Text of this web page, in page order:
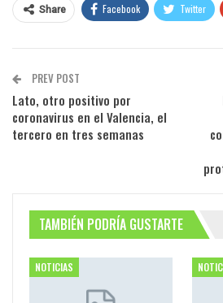
Share Facebook Twitter
PREV POST
Lato, otro positivo por
coronavirus en el Valencia, el
tercero en tres semanas
TAMBIÉN PODRÍA GUSTARTE
NOTICIAS